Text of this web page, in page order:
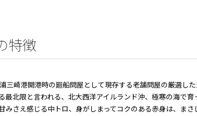
特徴
三崎港開港時の廻船問屋として現存する老舗問屋の厳選した
最北限と言われる、北大西洋アイルランド沖、極寒の海で
みさえ感じる中トロ、身がしまってコクのある赤身は、まさ